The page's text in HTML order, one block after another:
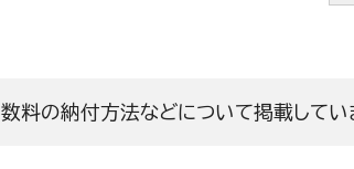
料の納付方法などについて掲載してい